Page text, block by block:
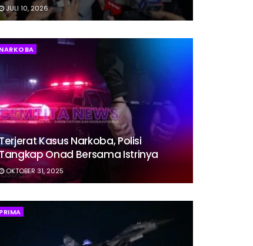
JULI 10, 2026
NARKOBA
Kasus Narkoba, Polisi
Onad Bersama Istrinya
OKTOBER 31, 2025
PRIMA